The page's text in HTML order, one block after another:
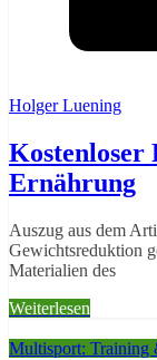
Holger Luening
Ernährung
Auszug aus dem
Gewichtsreduktion
Materialien des
Weiterlesen
Multisport: Training